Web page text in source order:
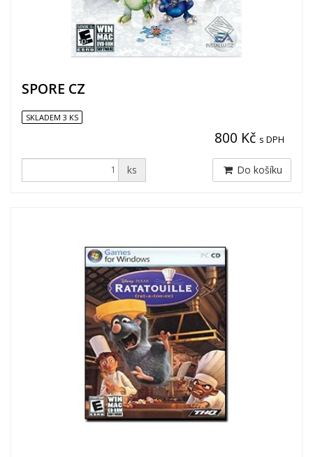
SPORE CZ
SKLADEM 3 KS
800 Kč s DPH
ks Do košíku